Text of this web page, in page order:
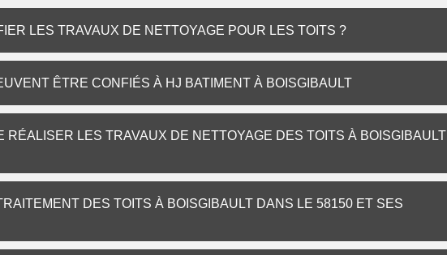
LES TRAVAUX DE NETTOYAGE POUR LES TOITS ?
ÊTRE CONFIÉS À HJ BATIMENT À BOISGIBAULT
RÉALISER LES TRAVAUX DE NETTOYAGE DES TOITS À BOISGIBAULT
DES TOITS À BOISGIBAULT DANS LE 58150 ET SES